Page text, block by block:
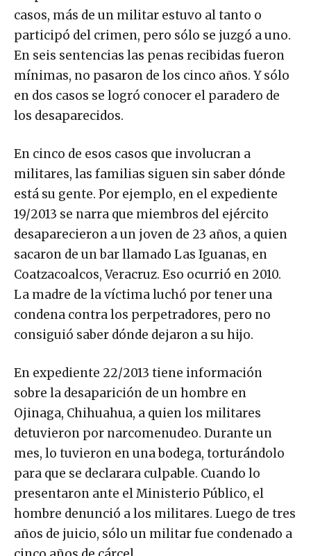
casos, más de un militar estuvo al tanto o
participó del crimen, pero sólo se juzgó a uno.
En seis sentencias las penas recibidas fueron
mínimas, no pasaron de los cinco años. Y sólo
en dos casos se logró conocer el paradero de
los desaparecidos.
En cinco de esos casos que involucran a
militares, las familias siguen sin saber dónde
está su gente. Por ejemplo, en el expediente
19/2013 se narra que miembros del ejército
desaparecieron a un joven de 23 años, a quien
sacaron de un bar llamado Las Iguanas, en
Coatzacoalcos, Veracruz. Eso ocurrió en 2010.
La madre de la víctima luchó por tener una
condena contra los perpetradores, pero no
consiguió saber dónde dejaron a su hijo.
En expediente 22/2013 tiene información
sobre la desaparición de un hombre en
Ojinaga, Chihuahua, a quien los militares
detuvieron por narcomenudeo. Durante un
mes, lo tuvieron en una bodega, torturándolo
para que se declarara culpable. Cuando lo
presentaron ante el Ministerio Público, el
hombre denunció a los militares. Luego de tres
años de juicio, sólo un militar fue condenado a
cinco años de cárcel.